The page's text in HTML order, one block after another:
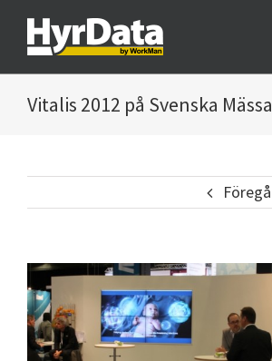
innehållet
Vitalis 2012 på Svenska
Visa
större
bild